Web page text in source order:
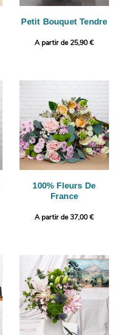
Petit Bouquet Tendre
A partir de 25,90 €
100% Fleurs De
France
A partir de 37,00 €